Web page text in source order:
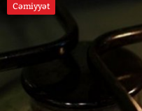
Cəmiyyət